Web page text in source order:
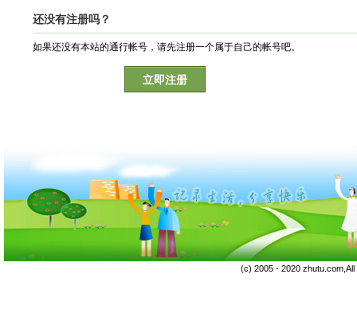
还没有注册吗？
如果还没有本站的通行帐号，请先注册一个属于自己的帐号吧。
立即注册
(c) 2005 - 2020